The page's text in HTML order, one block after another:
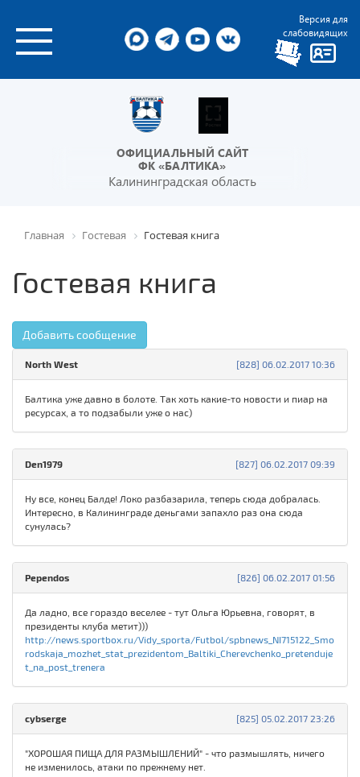
Версия для
слабовидящих
ОФИЦИАЛЬНЫЙ САЙТ
ФК «БАЛТИКА»
Калининградская область
Главная Гостевая Гостевая книга
Гостевая книга
Добавить сообщение
[828] 06.02.2017 10:36
North West
Балтика уже давно в болоте. Так хоть какие-то новости и пиар на
ресурсах, а то подзабыли уже о нас)
[827] 06.02.2017 09:39
Den1979
Ну все, конец Балде! Локо разбазарила, теперь сюда добралась.
Интересно, в Калининграде деньгами запахло раз она сюда
сунулась?
[826] 06.02.2017 01:56
Pependos
Да ладно, все гораздо веселее - тут Ольга Юрьевна, говорят, в
президенты клуба метит)))
http://news.sportbox.ru/Vidy_sporta/Futbol/spbnews_NI715122_Smo
rodskaja_mozhet_stat_prezidentom_Baltiki_Cherevchenko_pretenduje
t_na_post_trenera
[825] 05.02.2017 23:26
cybserge
"ХОРОШАЯ ПИЩА ДЛЯ РАЗМЫШЛЕНИЙ" - что размышлять, ничего
не изменилось, атаки по прежнему нет.